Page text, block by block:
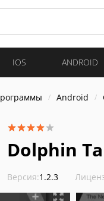
IOS ANDROID
Android
Dolphin
Версия:1.2.3